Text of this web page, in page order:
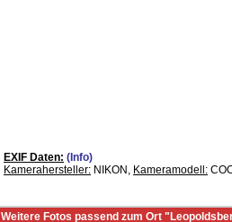
EXIF Daten: (Info)
Kamerahersteller: NIKON, Kameramodell:
Weitere Fotos passend zum Ort